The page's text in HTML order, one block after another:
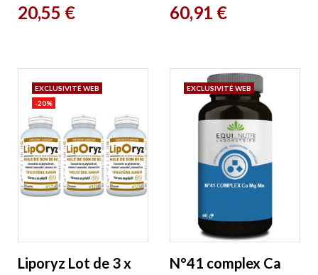
comprimés Diet
Prix
20,55 € Prix
60,91 €
Liporyz Lot de 3 x
EXCLUSIVITÉ WEB
-20%
N°41 complex Ca
EXCLUSIVITÉ WEB